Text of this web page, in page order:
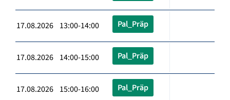
17.08.2026 13:00-14:00 Pal_Präp
17.08.2026 14:00-15:00 Pal_Präp
17.08.2026 15:00-16:00 Pal_Präp